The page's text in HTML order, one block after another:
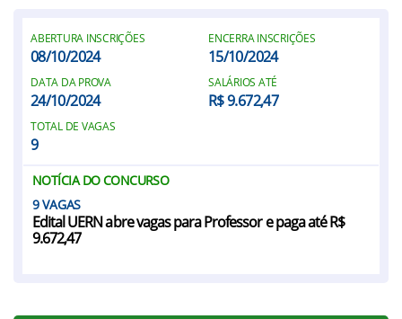
ABERTURA INSCRIÇÕES
08/10/2024
ENCERRA INSCRIÇÕES
15/10/2024
DATA DA PROVA
24/10/2024
SALÁRIOS ATÉ
R$ 9.672,47
TOTAL DE VAGAS
9
NOTÍCIA DO CONCURSO
9
Edital UERN abre vagas para Professor e paga até R$
9.672,47